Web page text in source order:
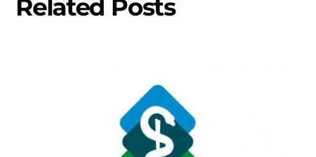
Related Posts